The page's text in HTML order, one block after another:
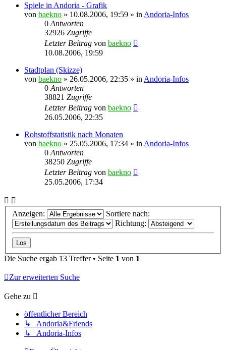
Spiele in Andoria - Grafik
von baekno » 10.08.2006, 19:59 » in Andoria-Infos
0 Antworten
32926 Zugriffe
Letzter Beitrag von baekno
10.08.2006, 19:59
Stadtplan (Skizze)
von baekno » 26.05.2006, 22:35 » in Andoria-Infos
0 Antworten
38821 Zugriffe
Letzter Beitrag von baekno
26.05.2006, 22:35
Rohstoffstatistik nach Monaten
von baekno » 25.05.2006, 17:34 » in Andoria-Infos
0 Antworten
38250 Zugriffe
Letzter Beitrag von baekno
25.05.2006, 17:34
Anzeigen:
Sortiere nach:
Richtung:
Die Suche ergab 13 Treffer • Seite 1 von 1
Zur erweiterten Suche
Gehe zu
öffentlicher Bereich
↳ Andoria&Friends
↳ Andoria-Infos